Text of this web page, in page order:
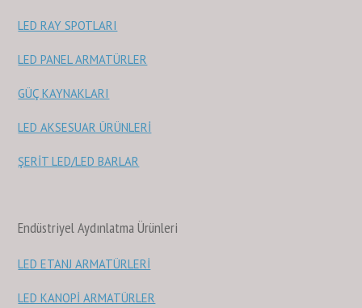
LED RAY SPOTLARI
LED PANEL ARMATÜRLER
GÜÇ KAYNAKLARI
LED AKSESUAR ÜRÜNLERİ
ŞERİT LED/LED BARLAR
Endüstriyel Aydınlatma Ürünleri
LED ETANJ ARMATÜRLERİ
LED KANOPİ ARMATÜRLER